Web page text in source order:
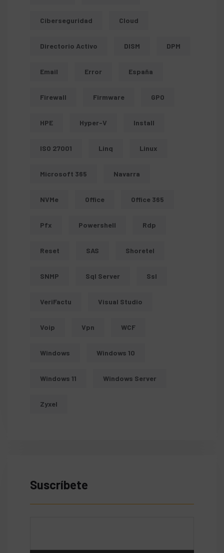
Ciberseguridad Cloud
Directorio Activo DISM DPM
Email Error España
Firewall Firmware GPO
HPE Hyper-V Install
ISO 27001 Linq Linux
Microsoft 365 Navarra
NVMe Office Office 365
Pfx Powershell Rdp
Reset SAS Shoretel
SNMP Sql Server Ssl
VeriFactu Visual Studio
Voip Vpn WCF
Windows Windows 10
Windows 11 Windows Server
Zyxel
Suscríbete